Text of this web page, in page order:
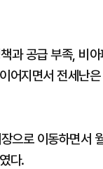
과 공급 부족, 비
어지면서 전세난
으로 이동하면서
다.